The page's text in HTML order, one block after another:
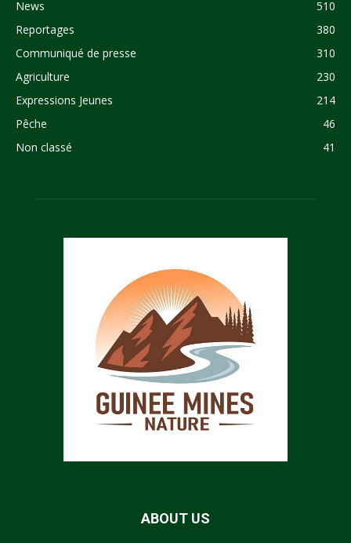
News
510
Reportages
380
Communiqué de presse
310
Agriculture
230
Expressions Jeunes
214
Pêche
46
Non classé
41
ABOUT US